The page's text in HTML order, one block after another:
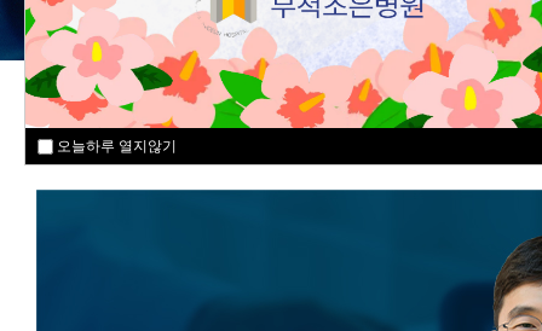
오늘하루 열지않기
오늘하루 열지않기
오늘하루 열지않기
오늘하루 열지않기
오늘하루 열지않기 MEDICAL